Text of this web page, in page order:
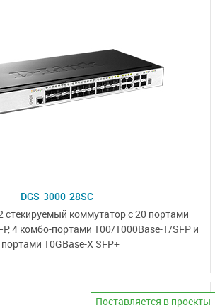
DGS-3000-28SC
коммутатор с 20 портами
, 4 комбо-портами 100/1000Base-T/SFP и
10GBase-X SFP+
Поставляется в проекты